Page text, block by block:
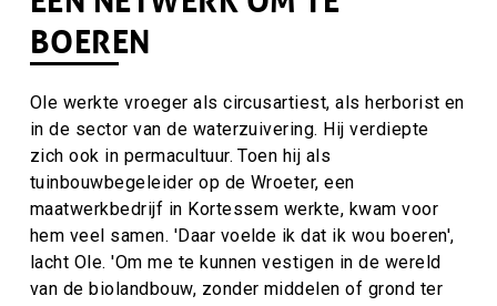
BOEREN
Ole werkte vroeger als circusartiest, als herborist en
in de sector van de waterzuivering. Hij verdiepte
zich ook in permacultuur. Toen hij als
tuinbouwbegeleider op de Wroeter, een
maatwerkbedrijf in Kortessem werkte, kwam voor
hem veel samen. 'Daar voelde ik dat ik wou boeren',
lacht Ole. 'Om me te kunnen vestigen in de wereld
van de biolandbouw, zonder middelen of grond ter